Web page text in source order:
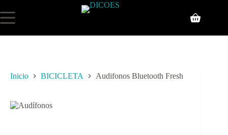
Inicio BICICLETA Audifonos Bluetooth Fresh